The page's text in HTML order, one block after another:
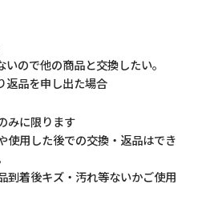
ので他の商品と交換したい。
返品を申し出た場合
みに限ります
用した後での交換・返品はでき
着後キズ・汚れ等ないかご使用